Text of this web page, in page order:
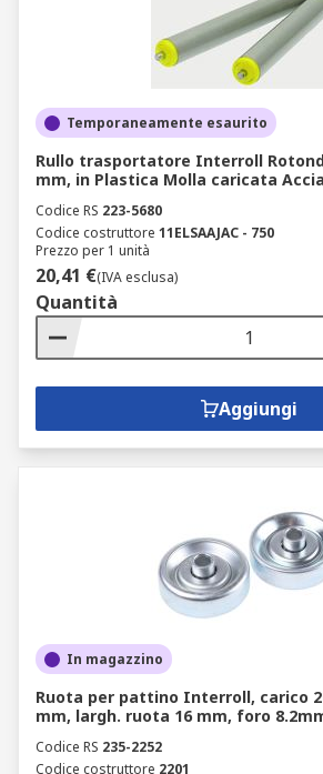
Temporaneamente esaurito
Rullo trasportatore Interroll
mm, in Plastica Molla caricata
Codice RS 223-5680
Codice costruttore 11ELSAAJAC - 750
Prezzo per 1 unità
20,41 €(IVA esclusa)
Quantità
Aggiungi
In magazzino
Ruota per pattino Interroll, carico
mm, largh. ruota 16 mm, foro
Codice RS 235-2252
Codice costruttore 2201